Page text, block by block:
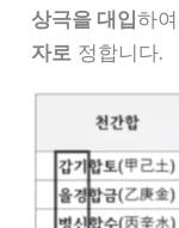
상극을 대입하여
자로 정합니다.